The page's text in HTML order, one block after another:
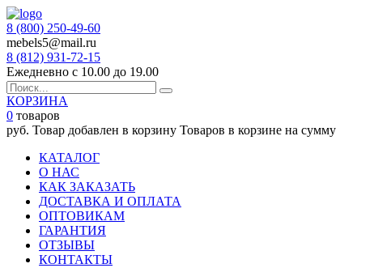
8 (800) 250-49-60
mebels5@mail.ru
8 (812) 931-72-15
Ежедневно с 10.00 до 19.00
КОРЗИНА
0 товаров
руб. Товар добавлен в корзину Товаров в корзине на сумму
КАТАЛОГ
О НАС
КАК ЗАКАЗАТЬ
ДОСТАВКА И ОПЛАТА
ОПТОВИКАМ
ГАРАНТИЯ
ОТЗЫВЫ
КОНТАКТЫ